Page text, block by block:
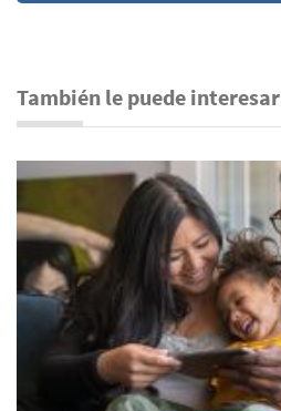
También le puede interesar